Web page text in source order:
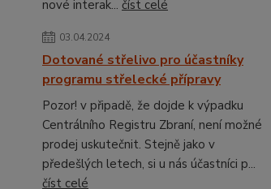
nové interak... číst celé
03.04.2024
Dotované střelivo pro účastníky
programu střelecké přípravy
Pozor! v připadě, že dojde k výpadku
Centrálního Registru Zbraní, není možné
prodej uskutečnit. Stejně jako v
předešlých letech, si u nás účastníci p...
číst celé